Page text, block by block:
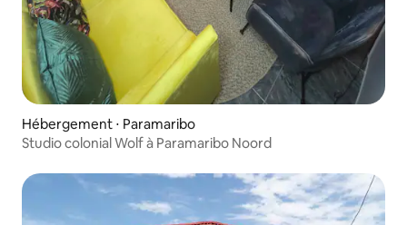
Hébergement ⋅ Paramaribo
Studio colonial Wolf à Paramaribo Noord